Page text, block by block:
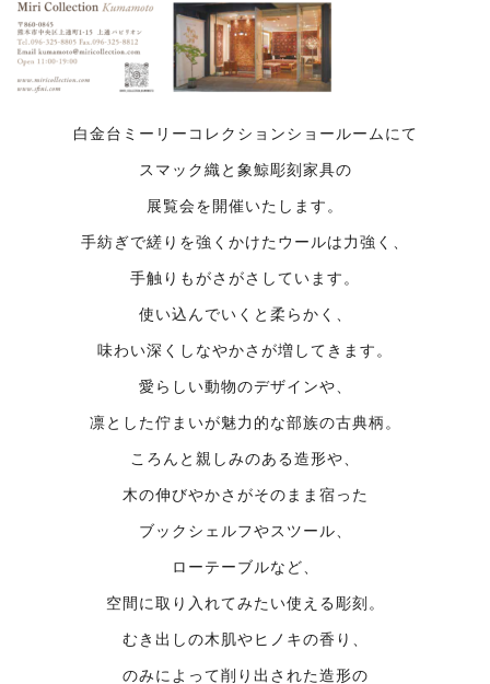
白金台ミーリーコレクションショールームにて
スマック織と象鯨彫刻家具の
展覧会を開催いたします。
手紡ぎで縒りを強くかけたウールは力強く、
手触りもがさがさしています。
使い込んでいくと柔らかく、
味わい深くしなやかさが増してきます。
愛らしい動物のデザインや、
凛とした佇まいが魅力的な部族の古典柄。
ころんと親しみのある造形や、
木の伸びやかさがそのまま宿った
ブックシェルフやスツール、
ローテーブルなど、
空間に取り入れてみたい使える彫刻。
むき出しの木肌やヒノキの香り、
のみによって削り出された造形の